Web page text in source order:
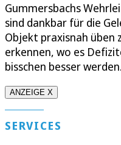
Gummersbachs
sind dankbar für die
Objekt praxisnah üben
erkennen, wo es
bisschen besser
ANZEIGE X
SERVICES